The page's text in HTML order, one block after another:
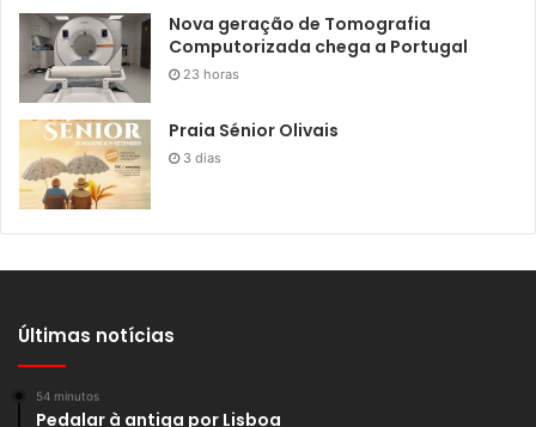
Nova geração de Tomografia
Computorizada chega a Portugal
23 horas
Praia Sénior Olivais
3 dias
Últimas notícias
54 minutos
Pedalar à antiga por Lisboa